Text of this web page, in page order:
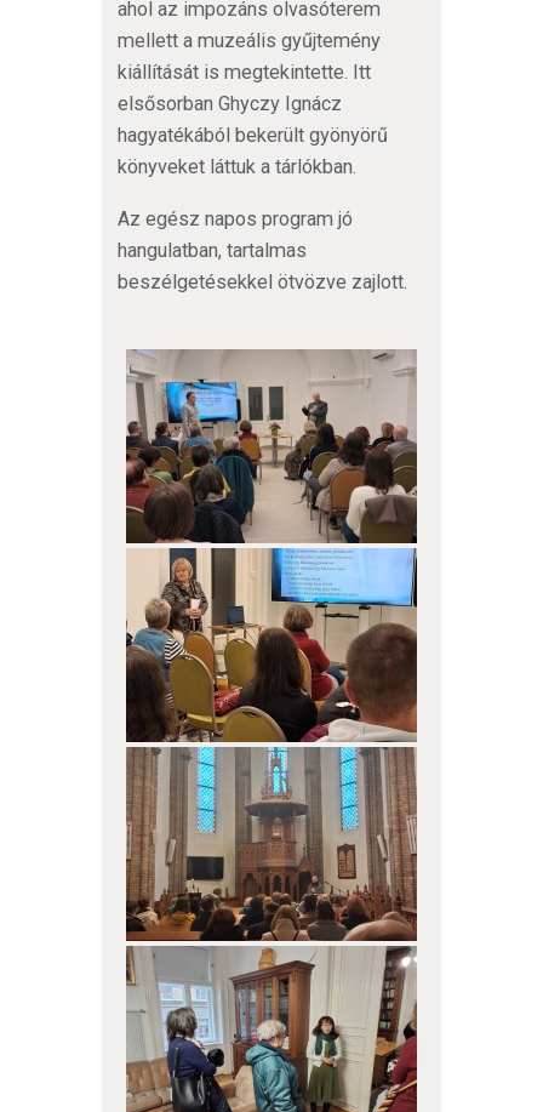
ahol az impozáns olvasóterem
mellett a muzeális gyűjtemény
kiállítását is megtekintette. Itt
elsősorban Ghyczy Ignácz
hagyatékából bekerült gyönyörű
könyveket láttuk a tárlókban.
Az egész napos program jó
hangulatban, tartalmas
beszélgetésekkel ötvözve zajlott.